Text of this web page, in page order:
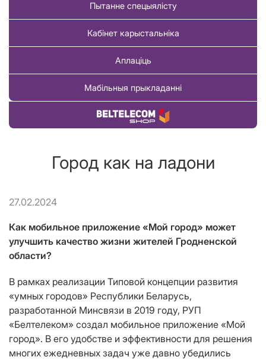
Пытанне спецыялісту
Кабінет карыстальніка
Аплаціць
Мабільныя прыкладанні
Купіць тавар
Город как на ладони
27.02.2024
Как мобильное приложение «Мой город» может
улучшить качество жизни жителей Гродненской
области?
В рамках реализации Типовой концепции развития
«умных городов» Республики Беларусь,
разработанной Минсвязи в 2019 году, РУП
«Белтелеком» создал мобильное приложение «Мой
город». В его удобстве и эффективности для решения
многих ежедневных задач уже давно убедились